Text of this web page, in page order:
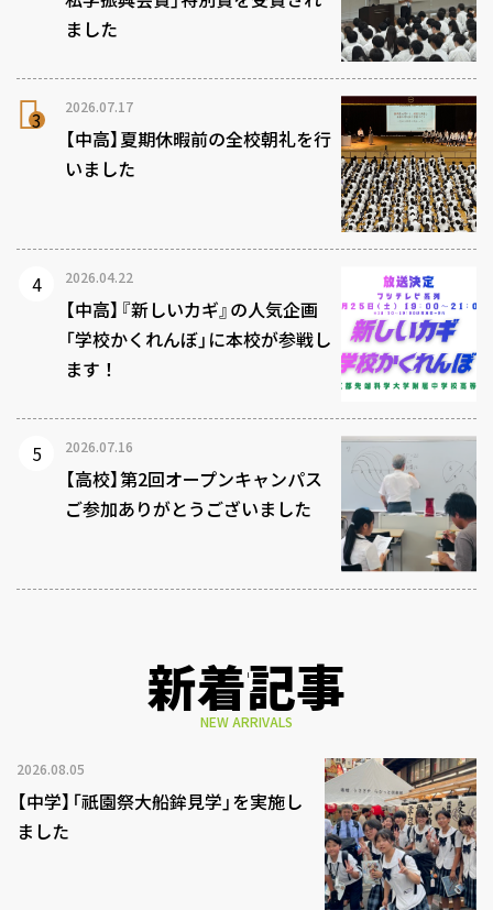
ました
2026.07.17
【中高】夏期休暇前の全校朝礼を行
いました
2026.04.22
【中高】『新しいカギ』の人気企画
「学校かくれんぼ」に本校が参戦し
ます！
2026.07.16
【高校】第2回オープンキャンパス
ご参加ありがとうございました
新着記事
NEW ARRIVALS
2026.08.05
【中学】「祇園祭大船鉾見学」を実施し
ました